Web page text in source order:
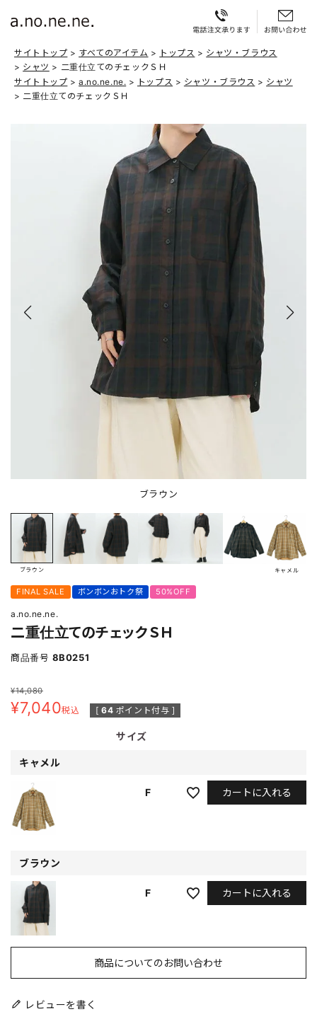
サイトトップ すべてのアイテム トップス
シャツ・ブラウス
シャツ
二重仕立てのチェックＳＨ
サイトトップ
a.no.ne.ne. トップス シャツ・ブラウス
シャツ
二重仕立てのチェックＳＨ
ブラウン
ブラウン キャメル
FINAL SALE ボンボンおトク祭 50%OFF
a.no.ne.ne.
二重仕立てのチェックＳＨ
商品番号 8B0251
¥14,080
¥7,040税込 [ 64 ポイント付与 ]
サイズ
キャメル
F カートに入れる
ブラウン
F カートに入れる
商品についてのお問い合わせ
レビューを書く